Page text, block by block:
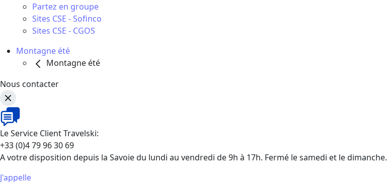
Partez en groupe
Sites CSE - Sofinco
Sites CSE - CGOS
Montagne été
Montagne été
Nous contacter
Le Service Client Travelski:
+33 (0)4 79 96 30 69
A votre disposition depuis la Savoie du lundi au vendredi de 9h à 17h. Fermé le samedi et le dimanche.
J'appelle